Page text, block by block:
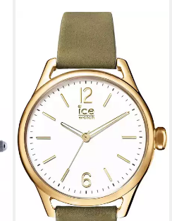
ICE-WATCH
Quarzuhr
69,00 €
UVP 139,00 €
-50%
lieferbar - in 3-4 Werktagen bei dir